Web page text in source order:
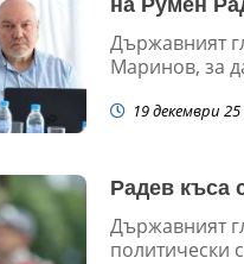
Държавният
Маринов, за
19 декември 25
Радев къса
Държавният
политически